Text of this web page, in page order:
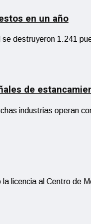
en un año
destruyeron 1.241
de
industrias operan
licencia al Centro de